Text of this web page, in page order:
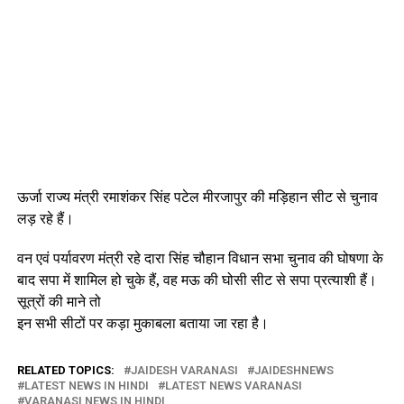
ऊर्जा राज्य मंत्री रमाशंकर सिंह पटेल मीरजापुर की मड़िहान सीट से चुनाव
लड़ रहे हैं।
वन एवं पर्यावरण मंत्री रहे दारा सिंह चौहान विधान सभा चुनाव की घोषणा के
बाद सपा में शामिल हो चुके हैं, वह मऊ की घोसी सीट से सपा प्रत्याशी हैं।
सूत्रों की माने तो
इन सभी सीटों पर कड़ा मुकाबला बताया जा रहा है।
RELATED TOPICS: JAIDESH VARANASI
JAIDESHNEWS
LATEST NEWS IN HINDI
LATEST NEWS VARANASI
VARANASI NEWS IN HINDI